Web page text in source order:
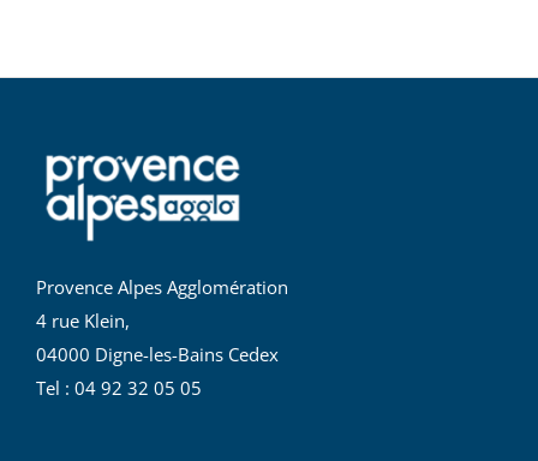
Provence Alpes Agglomération
4 rue Klein,
04000 Digne-les-Bains Cedex
Tel : 04 92 32 05 05